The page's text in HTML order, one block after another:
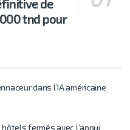
de
tnd pour
dans l’IA américaine
fermés avec l’appui